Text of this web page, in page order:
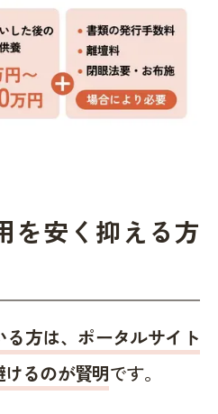
を安く抑える方
方は、ポータルサイト
るのが賢明です。